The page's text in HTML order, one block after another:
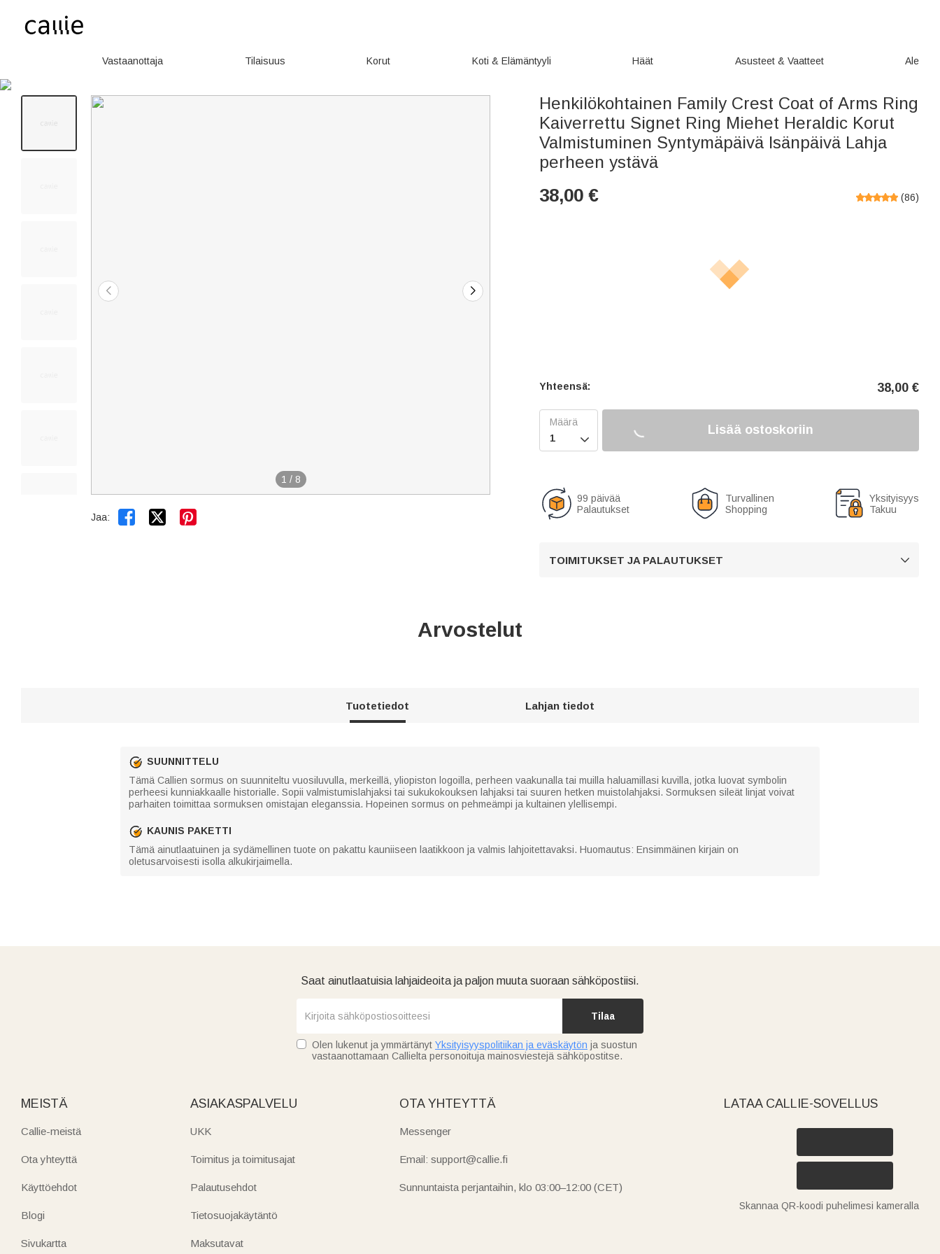
Vastaanottaja Tilaisuus Korut Koti & Elämäntyyli Häät Asusteet & Vaatteet Ale
1 / 8
Jaa:  
Henkilökohtainen Family Crest Coat of Arms Ring
Kaiverrettu Signet Ring Miehet Heraldic Korut
Valmistuminen Syntymäpäivä Isänpäivä Lahja
perheen ystävä
38,00 € (86)
Yhteensä: 38,00 €

Lisää ostoskoriin
99 päivää
Palautukset
Turvallinen
Shopping
Yksityisyys
Takuu
TOIMITUKSET JA PALAUTUKSET 
Arvostelut
Tuotetiedot Lahjan tiedot
SUUNNITTELU
Tämä Callien sormus on suunniteltu vuosiluvulla, merkeillä, yliopiston logoilla, perheen vaakunalla tai muilla haluamillasi kuvilla, jotka luovat symbolin
perheesi kunniakkaalle historialle. Sopii valmistumislahjaksi tai sukukokouksen lahjaksi tai suuren hetken muistolahjaksi. Sormuksen sileät linjat voivat
parhaiten toimittaa sormuksen omistajan eleganssia. Hopeinen sormus on pehmeämpi ja kultainen ylellisempi.
KAUNIS PAKETTI
Tämä ainutlaatuinen ja sydämellinen tuote on pakattu kauniiseen laatikkoon ja valmis lahjoitettavaksi. Huomautus: Ensimmäinen kirjain on
oletusarvoisesti isolla alkukirjaimella.
Saat ainutlaatuisia lahjaideoita ja paljon muuta suoraan sähköpostiisi.
Tilaa
Olen lukenut ja ymmärtänyt Yksityisyyspolitiikan ja eväskäytön ja suostun
vastaanottamaan Callielta personoituja mainosviestejä sähköpostitse.
MEISTÄ
Callie-meistä
Ota yhteyttä
Käyttöehdot
Blogi
Sivukartta
ASIAKASPALVELU
UKK
Toimitus ja toimitusajat
Palautusehdot
Tietosuojakäytäntö
Maksutavat
OTA YHTEYTTÄ
Messenger
Email: support@callie.fi
Sunnuntaista perjantaihin, klo 03:00–12:00 (CET)
LATAA CALLIE-SOVELLUS
Skannaa QR-koodi puhelimesi kameralla